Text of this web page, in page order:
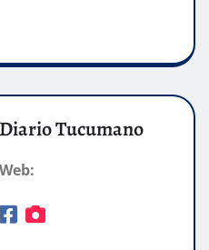
Diario Tucumano
Web: